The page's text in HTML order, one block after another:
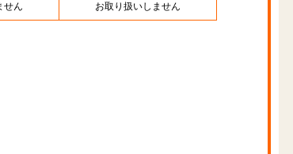
せん お取り扱いしません